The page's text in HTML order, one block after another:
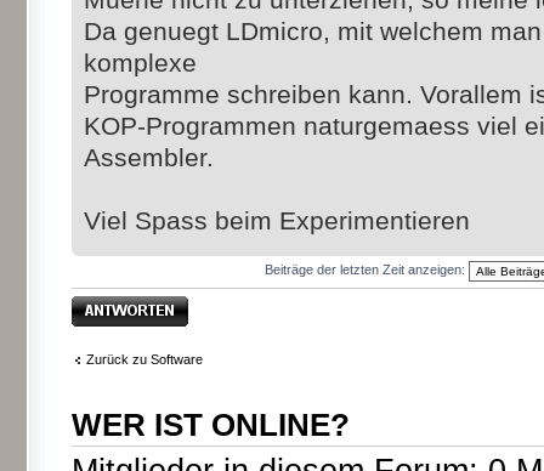
Da genuegt LDmicro, mit welchem
komplexe
Programme schreiben kann. Vorallem
KOP-Programmen naturgemaess viel
Assembler.
Viel Spass beim Experimentieren
Beiträge der letzten Zeit anzeigen:
Antwort erstellen
Zurück zu Software
WER IST ONLINE?